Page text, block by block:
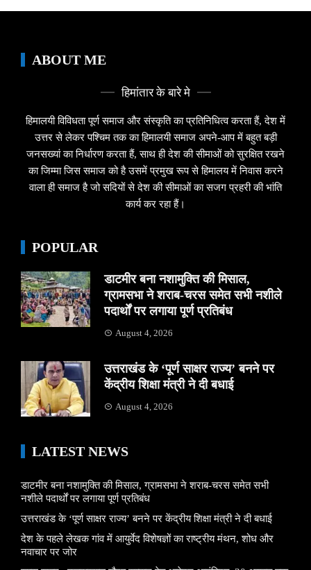
ABOUT ME
हिमांतार के बारे मे
हिमालयी विविधता पूर्ण समाज और संस्कृति का प्रतिनिधित्व करता हैं, देश में
उत्तर से लेकर पश्चिम तक का हिमालयी समाज अपने-आप में बहुत बड़ी
जनसख्यां का निर्धारण करता हैं, साथ ही देश की सीमाओं को सुरक्षित रखने
का जिम्मा जिस समाज को है उसमें प्रमुख रूप से हिमालय में निवास करने
वाला ही समाज है जो सदियों से देश की सीमाओं का सजग प्रहरी की भांति
कार्य कर रहा हैं।
POPULAR
डाटमीर बना नशामुक्ति की मिसाल,
ग्रामसभा ने शराब-चरस समेत सभी नशीले
पदार्थों पर लगाया पूर्ण प्रतिबंध
August 4, 2026
उत्तराखंड के ‘पूर्ण साक्षर राज्य’ बनने पर
केंद्रीय शिक्षा मंत्री ने दी बधाई
August 4, 2026
LATEST NEWS
डाटमीर बना नशामुक्ति की मिसाल, ग्रामसभा ने शराब-चरस समेत सभी
नशीले पदार्थों पर लगाया पूर्ण प्रतिबंध
उत्तराखंड के ‘पूर्ण साक्षर राज्य’ बनने पर केंद्रीय शिक्षा मंत्री ने दी बधाई
देश के पहले लेखक गांव में आयुर्वेद विशेषज्ञों का राष्ट्रीय मंथन, शोध और
नवाचार पर जोर